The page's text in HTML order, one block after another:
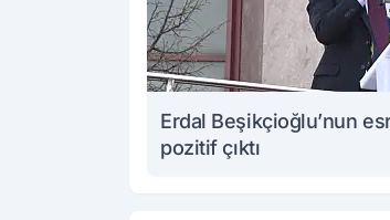
Erdal Beşikçioğlu’nun
pozitif çıktı